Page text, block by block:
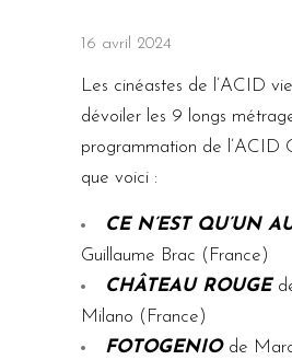
16 avril 2024
Les cinéastes de l’ACID
dévoiler les 9 longs
programmation de l’ACID
que voici :
CE N’EST QU’UN
Guillaume Brac (France)
CHÂTEAU ROUGE
Milano (France)
FOTOGENIO de